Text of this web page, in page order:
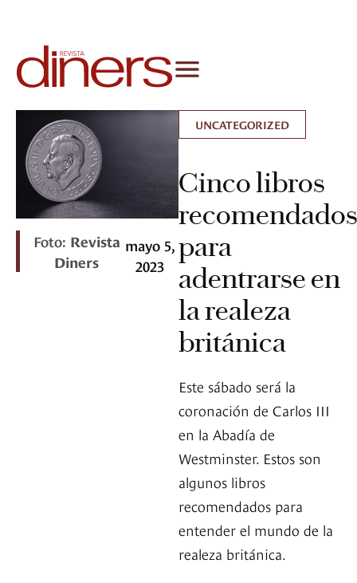
Foto: Revista
Diners
mayo 5,
2023
UNCATEGORIZED
Cinco libros
recomendados
para
adentrarse en
la realeza
británica
Este sábado será la
coronación de Carlos III
en la Abadía de
Westminster. Estos son
algunos libros
recomendados para
entender el mundo de la
realeza británica.